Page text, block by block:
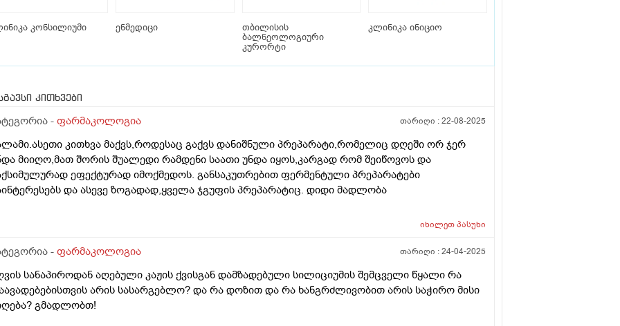
კონსილიუმი ენმედიცი
თბილისის
ბალნეოლოგიური
კურორტი
კლინიკა ინიციო
კითხვები
- ფარმაკოლოგია თარიღი :22-08-2025
კითხვა მაქვს,როდესაც გაქვს დანიშნული პრეპარატი,რომელიც დღეში ორ ჯერ
მიიღო,მათ შორის შუალედი რამდენი საათი უნდა იყოს,კარგად რომ შეიწოვოს და
ეფექტურად იმოქმედოს. განსაკუთრებით ფერმენტული პრეპარატები
და ასევე ზოგადად,ყველა ჯგუფის პრეპარატიც. დიდი მადლობა
იხილეთპასუხი
- ფარმაკოლოგია თარიღი :24-04-2025
სანაპიროდან აღებული კაჟის ქვისგან დამზადებული სილიციუმის შემცველი წყალი რა
არის სასარგებლო? და რა დოზით და რა ხანგრძლივობით არის საჭირო მისი
გმადლობთ!